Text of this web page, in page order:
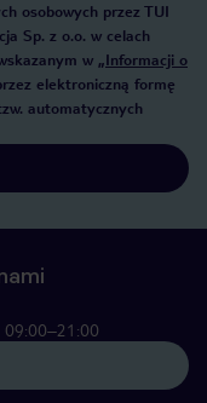
osobowych przez TUI
Sp. z o.o. w celach
w „Informacji o
elektroniczną formę
automatycznych